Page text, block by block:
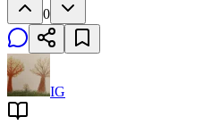
0
IG